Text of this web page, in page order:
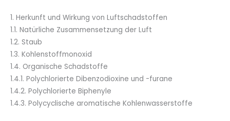
1. Herkunft und Wirkung von Luftschadstoffen
1.1. Natürliche Zusammensetzung der Luft
1.2. Staub
1.3. Kohlenstoffmonoxid
1.4. Organische Schadstoffe
1.4.1. Polychlorierte Dibenzodioxine und -furane
1.4.2. Polychlorierte Biphenyle
1.4.3. Polycyclische aromatische Kohlenwasserstoffe